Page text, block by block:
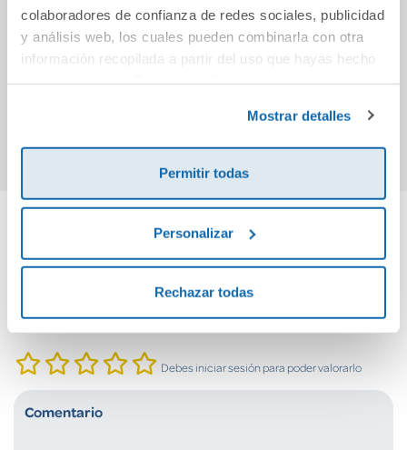
colaboradores de confianza de redes sociales, publicidad
y análisis web, los cuales pueden combinarla con otra
información recopilada a partir del uso que hayas hecho
Mostrar detalles
Permitir todas
Personalizar
Rechazar todas
Tierra
14,96€
Las ocho
montañas
12,95€
Comprar
Cuéntanos tu opinión
¡Sé el primero en valorar este producto!
Debes iniciar sesión para poder valorarlo